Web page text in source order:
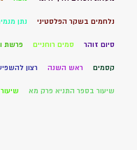
נלחמים בשקר הפלסטיני נתן
סיום זוהר סמים רוחניים פרשת
קסמים ראש השנה רצון
שיעור בספר התניא פרק מא